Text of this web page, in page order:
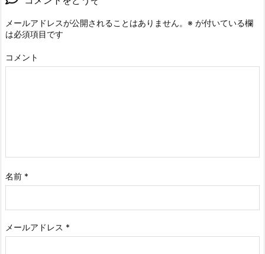
メールアドレスが公開されることはありません。 ※ が付いている欄
は必須項目です
コメント
名前 *
メールアドレス *